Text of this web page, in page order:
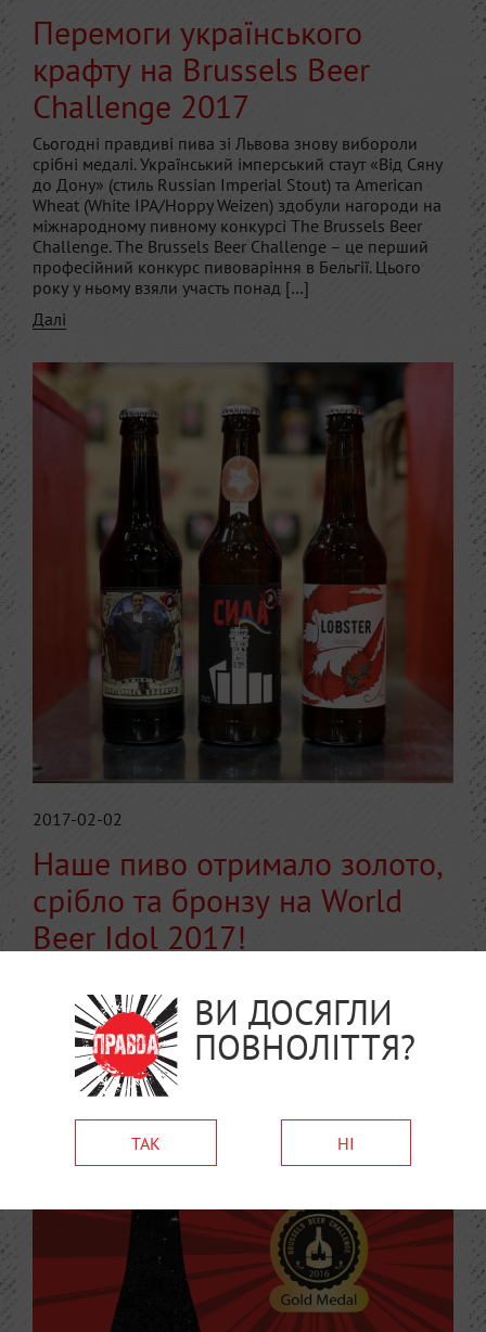
Перемоги українського
крафту на Brussels Beer
Challenge 2017
Сьогодні правдиві пива зі Львова знову вибороли
срібні медалі. Український імперський стаут «Від Сяну
до Дону» (стиль Russian Imperial Stout) та American
Wheat (White IPA/Hoppy Weizen) здобули нагороди на
міжнародному пивному конкурсі The Brussels Beer
Challenge. The Brussels Beer Challenge – це перший
професійний конкурс пивоваріння в Бельгії. Цього
року у ньому взяли участь понад […]
Далі
2017-02-02
Наше пиво отримало золото,
срібло та бронзу на World
Beer Idol 2017!
конкурсі World Beer Idol 2017. Конкурс відбувся 13
січня у Чехії. Це пивний конкурс, де обирають
найкращі смаки пива у світі.
ВИ ДОСЯГЛИ
ПОВНОЛІТТЯ?
ТАК НІ